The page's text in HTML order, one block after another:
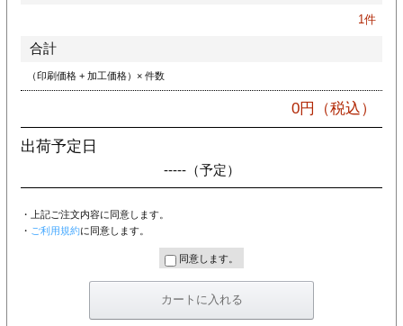
1件
合計
（印刷価格 + 加工価格）× 件数
0円（税込）
出荷予定日
-----（予定）
・上記ご注文内容に同意します。
・ ご利用規約に同意します。
同意します。